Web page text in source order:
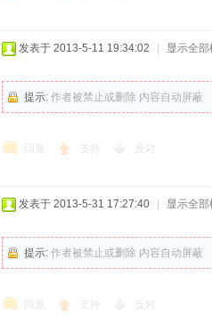
发表于 2013-5-11 19:34:02 显示全部
提示: 作者被禁止或删除 内容自动屏蔽
回复 支持 反对
发表于 2013-5-31 17:27:40 显示全部
提示: 作者被禁止或删除 内容自动屏蔽
回复 支持 反对